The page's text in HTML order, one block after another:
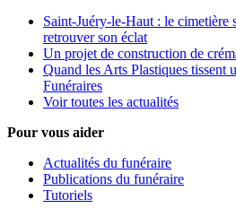
Saint-Juéry-le-Haut : le cimetière
retrouver son éclat
Un projet de construction de
Quand les Arts Plastiques tissent
Funéraires
Voir toutes les actualités
Pour vous aider
Actualités du funéraire
Publications du funéraire
Tutoriels